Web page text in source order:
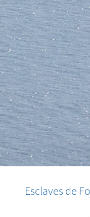
Esclaves de